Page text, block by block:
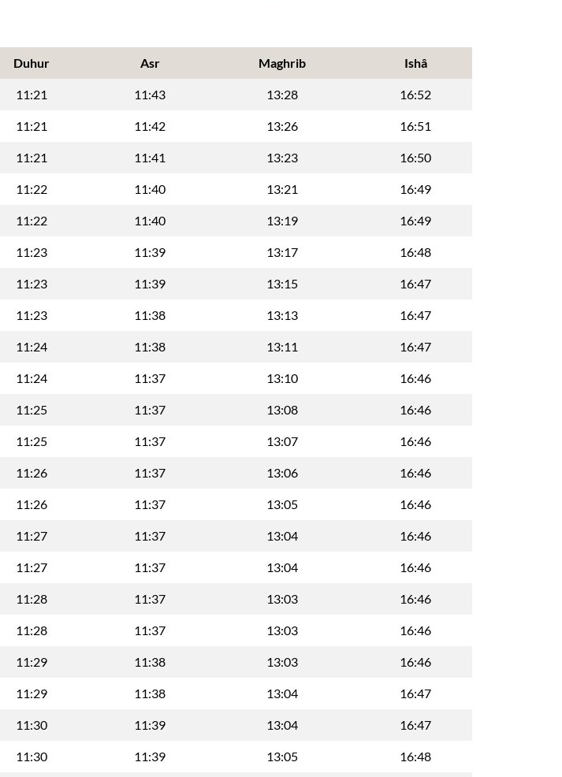
Duhur Asr Maghrib Ishâ
11:21 11:43 13:28 16:52
11:21 11:42 13:26 16:51
11:21 11:41 13:23 16:50
11:22 11:40 13:21 16:49
11:22 11:40 13:19 16:49
11:23 11:39 13:17 16:48
11:23 11:39 13:15 16:47
11:23 11:38 13:13 16:47
11:24 11:38 13:11 16:47
11:24 11:37 13:10 16:46
11:25 11:37 13:08 16:46
11:25 11:37 13:07 16:46
11:26 11:37 13:06 16:46
11:26 11:37 13:05 16:46
11:27 11:37 13:04 16:46
11:27 11:37 13:04 16:46
11:28 11:37 13:03 16:46
11:28 11:37 13:03 16:46
11:29 11:38 13:03 16:46
11:29 11:38 13:04 16:47
11:30 11:39 13:04 16:47
11:30 11:39 13:05 16:48